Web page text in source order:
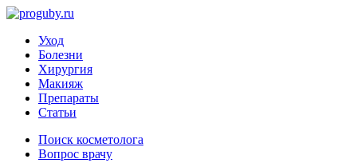
Уход
Болезни
Хирургия
Макияж
Препараты
Статьи
Поиск косметолога
Вопрос врачу